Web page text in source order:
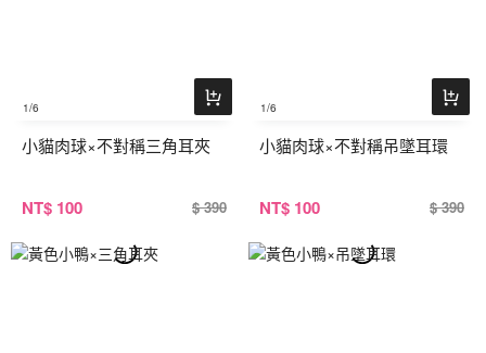
1/6
小貓肉球×不對稱三角耳夾
NT$ 100 $ 390
1/6
小貓肉球×不對稱吊墜耳環
NT$ 100 $ 390